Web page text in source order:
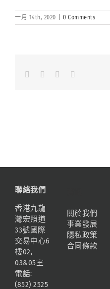
一月 14th, 2020 0 Comments
FacebookLinkedInWhatsapp
聯絡我們
香港九龍
灣宏照道
33號國際
交易中心6
樓02,
03&05室
電話:
(852) 2525
關於我們
事業發展
隱私政策
合同條款